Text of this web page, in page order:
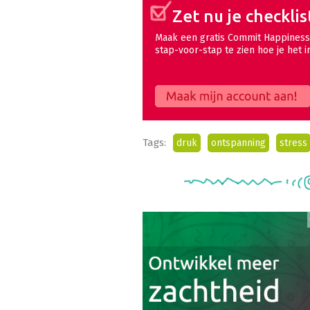
Zet nu je
Maak een gratis Commit
stap-voor-stap te zien hoe je het
Maak mijn account aan!
Tags: druk ontspanning stress